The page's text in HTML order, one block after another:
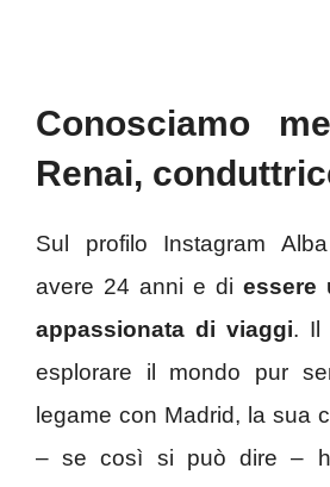
Conosciamo
Renai,
Sul profilo Instagram
avere 24 anni e di essere
appassionata di viaggi. Il
esplorare il mondo pur
legame con Madrid, la sua
– se così si può dire –